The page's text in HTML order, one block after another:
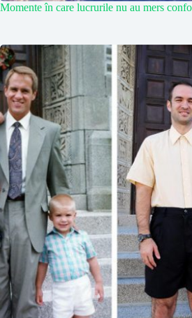
Momente în care lucrurile nu au mers